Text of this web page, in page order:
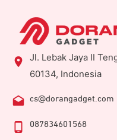
Jl. Lebak Jaya II
60134, Indonesia
cs@dorangadget.com
087834601568